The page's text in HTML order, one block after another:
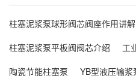
柱塞泥浆泵球形阀芯阀座作用讲解
柱塞泥浆泵平板阀阀芯介绍
工
陶瓷节能柱塞泵
YB型液压输浆